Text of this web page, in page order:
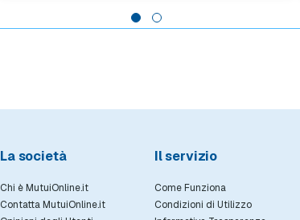
da un lato la stabilità del tasso fisso, dall'altro
il tasso variabile.
La società
Chi è MutuiOnline.it
Contatta MutuiOnline.it
Il servizio
Come Funziona
Condizioni di Utilizzo